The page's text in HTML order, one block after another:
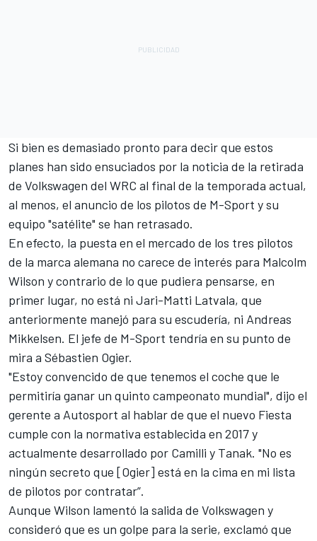
Si bien es demasiado pronto para decir que estos
planes han sido ensuciados por la noticia de la retirada
de Volkswagen del WRC al final de la temporada actual,
al menos, el anuncio de los pilotos de M-Sport y su
equipo "satélite" se han retrasado.
En efecto, la puesta en el mercado de los tres pilotos
de la marca alemana no carece de interés para Malcolm
Wilson y contrario de lo que pudiera pensarse, en
primer lugar, no está ni Jari-Matti Latvala, que
anteriormente manejó para su escudería, ni Andreas
Mikkelsen. El jefe de M-Sport tendría en su punto de
mira a Sébastien Ogier.
"Estoy convencido de que tenemos el coche que le
permitiría ganar un quinto campeonato mundial", dijo el
gerente a Autosport al hablar de que el nuevo Fiesta
cumple con la normativa establecida en 2017 y
actualmente desarrollado por Camilli y Tanak. "No es
ningún secreto que [Ogier] está en la cima en mi lista
de pilotos por contratar”.
Aunque Wilson lamentó la salida de Volkswagen y
consideró que es un golpe para la serie, exclamó que